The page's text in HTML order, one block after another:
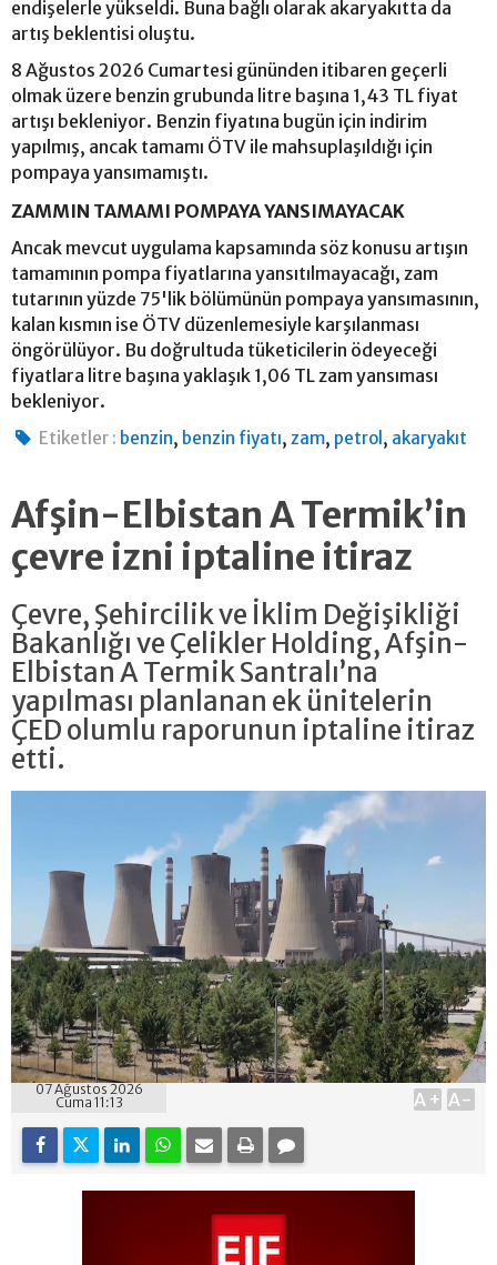
endişelerle yükseldi. Buna bağlı olarak akaryakıtta da
artış beklentisi oluştu.
8 Ağustos 2026 Cumartesi gününden itibaren geçerli
olmak üzere benzin grubunda litre başına 1,43 TL fiyat
artışı bekleniyor. Benzin fiyatına bugün için indirim
yapılmış, ancak tamamı ÖTV ile mahsuplaşıldığı için
pompaya yansımamıştı.
ZAMMIN TAMAMI POMPAYA YANSIMAYACAK
Ancak mevcut uygulama kapsamında söz konusu artışın
tamamının pompa fiyatlarına yansıtılmayacağı, zam
tutarının yüzde 75'lik bölümünün pompaya yansımasının,
kalan kısmın ise ÖTV düzenlemesiyle karşılanması
öngörülüyor. Bu doğrultuda tüketicilerin ödeyeceği
fiyatlara litre başına yaklaşık 1,06 TL zam yansıması
bekleniyor.
Etiketler : benzin, benzin fiyatı,zam, petrol , akaryakıt
Afşin-Elbistan A Termik’in
çevre izni iptaline itiraz
Çevre, Şehircilik ve İklim Değişikliği
Bakanlığı ve Çelikler Holding, Afşin-
Elbistan A Termik Santralı’na
yapılması planlanan ek ünitelerin
ÇED olumlu raporunun iptaline itiraz
etti.
07 Ağustos 2026
Cuma 11:13
A+ A-